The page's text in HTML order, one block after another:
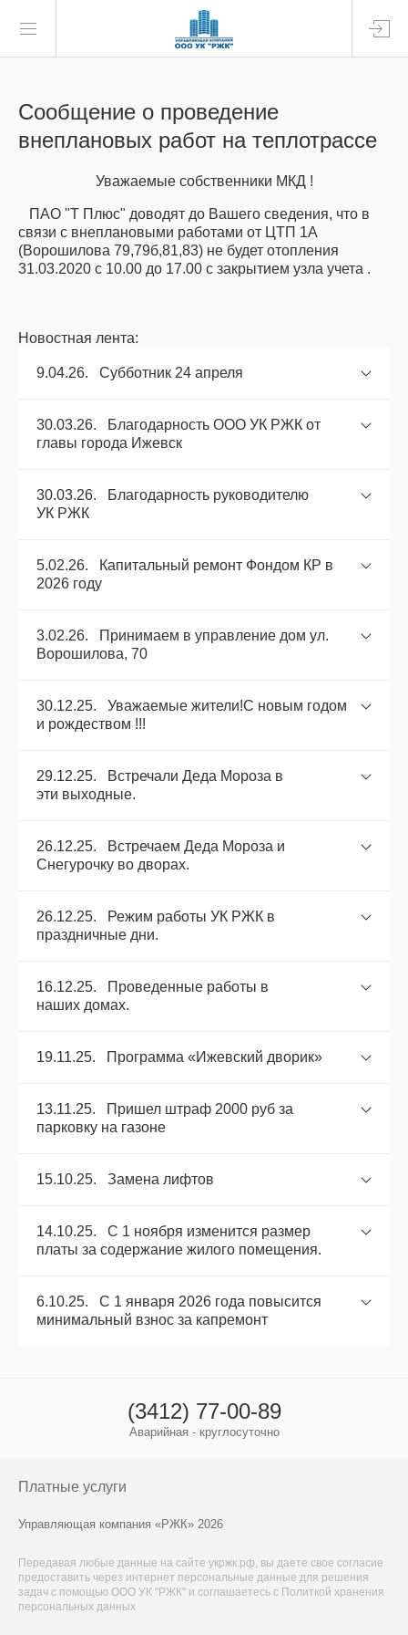
Сообщение о проведение
внеплановых работ на теплотрассе
Уважаемые собственники МКД !
ПАО "Т Плюс" доводят до Вашего сведения, что в
связи с внеплановыми работами от ЦТП 1А
(Ворошилова 79,79б,81,83) не будет отопления
31.03.2020 с 10.00 до 17.00 с закрытием узла учета .
Новостная лента:
9.04.26. Субботник 24 апреля
30.03.26. Благодарность ООО УК РЖК от
главы города Ижевск
30.03.26. Благодарность руководителю
УК РЖК
5.02.26. Капитальный ремонт Фондом КР в
2026 году
3.02.26. Принимаем в управление дом ул.
Ворошилова, 70
30.12.25. Уважаемые жители!С новым годом
и рождеством !!!
29.12.25. Встречали Деда Мороза в
эти выходные.
26.12.25. Встречаем Деда Мороза и
Снегурочку во дворах.
26.12.25. Режим работы УК РЖК в
праздничные дни.
16.12.25. Проведенные работы в
наших домах.
19.11.25. Программа «Ижевский дворик»
13.11.25. Пришел штраф 2000 руб за
парковку на газоне
15.10.25. Замена лифтов
14.10.25. С 1 ноября изменится размер
платы за содержание жилого помещения.
6.10.25. С 1 января 2026 года повысится
минимальный взнос за капремонт
(3412) 77-00-89
Аварийная - круглосуточно
Управляющая компания «РЖК» 2026
Платные услуги
Передавая любые данные на сайте укржк.рф, вы даете свое согласие
предоставить через интернет персональные данные для решения
задач с помощью ООО УК "РЖК" и соглашаетесь с Политкой хранения
персональных данных